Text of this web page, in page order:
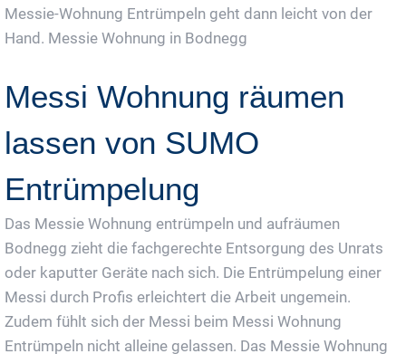
Messie-Wohnung Entrümpeln geht dann leicht von der
Hand. Messie Wohnung in Bodnegg
Messi Wohnung räumen
lassen von SUMO
Entrümpelung
Das Messie Wohnung entrümpeln und aufräumen
Bodnegg zieht die fachgerechte Entsorgung des Unrats
oder kaputter Geräte nach sich. Die Entrümpelung einer
Messi durch Profis erleichtert die Arbeit ungemein.
Zudem fühlt sich der Messi beim Messi Wohnung
Entrümpeln nicht alleine gelassen. Das Messie Wohnung